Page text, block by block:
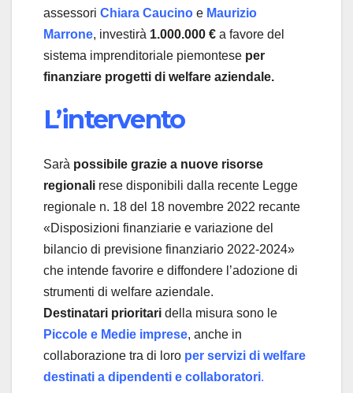
assessori Chiara Caucino e Maurizio
Marrone, investirà 1.000.000 € a favore del
sistema imprenditoriale piemontese per
finanziare progetti di welfare aziendale.
L’intervento
Sarà possibile grazie a nuove risorse
regionali rese disponibili dalla recente Legge
regionale n. 18 del 18 novembre 2022 recante
«Disposizioni finanziarie e variazione del
bilancio di previsione finanziario 2022-2024»
che intende favorire e diffondere l’adozione di
strumenti di welfare aziendale.
Destinatari prioritari della misura sono le
Piccole e Medie imprese, anche in
collaborazione tra di loro per servizi di welfare
destinati a dipendenti e collaboratori.